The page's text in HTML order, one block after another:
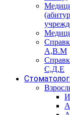
А,В.М
С,Д,Е